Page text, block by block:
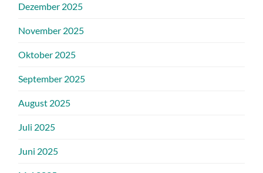
Dezember 2025
November 2025
Oktober 2025
September 2025
August 2025
Juli 2025
Juni 2025